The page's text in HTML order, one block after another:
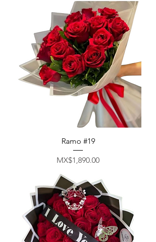
Ramo #19
मूल्य
MX$1,890.00